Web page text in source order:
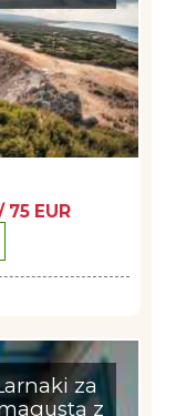
75 EUR
za
z